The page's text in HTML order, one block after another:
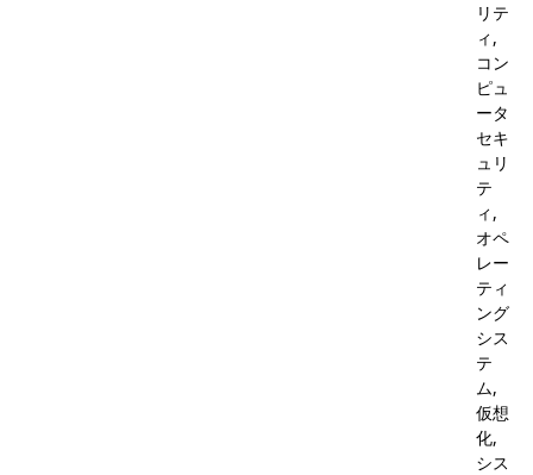
リテ
ィ,
コン
ピュ
ータ
セキ
ュリ
テ
ィ,
オペ
レー
ティ
ング
シス
テ
ム,
仮想
化,
シス